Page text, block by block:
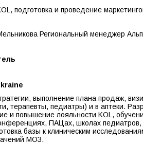
подготовка и проведение
Региональный менеджер
выполнение плана продаж,
терапевты, педиатры) и в аптеки.
и повышение лояльности KOL,
ПАЦах, школах педиатров,
базы к клиническим
МОЗ.